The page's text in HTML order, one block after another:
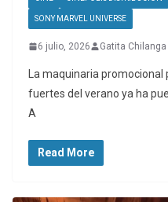
SONY MARVEL UNIVERSE
6 julio, 2026 Gatita Chilanga
La maquinaria promocional
fuertes del verano ya ha
A
Read More